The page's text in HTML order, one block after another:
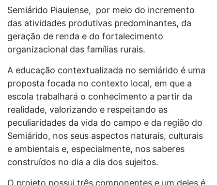
Semiárido Piauiense, por meio do incremento
das atividades produtivas predominantes, da
geração de renda e do fortalecimento
organizacional das famílias rurais.
A educação contextualizada no semiárido é uma
proposta focada no contexto local, em que a
escola trabalhará o conhecimento a partir da
realidade, valorizando e respeitando as
peculiaridades da vida do campo e da região do
Semiárido, nos seus aspectos naturais, culturais
e ambientais e, especialmente, nos saberes
construídos no dia a dia dos sujeitos.
O projeto possui três componentes e um deles é